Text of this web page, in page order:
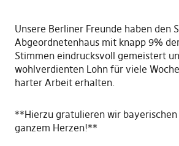
Unsere Berliner Freunde haben den
Abgeordnetenhaus mit knapp 9%
Stimmen eindrucksvoll gemeistert
wohlverdienten Lohn für viele
harter Arbeit erhalten.
**Hierzu gratulieren wir
ganzem Herzen!**